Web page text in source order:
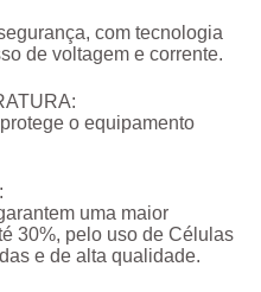
com tecnologia
de voltagem e corrente.
o equipamento
uma maior
30%, pelo uso de Células
e de alta qualidade.